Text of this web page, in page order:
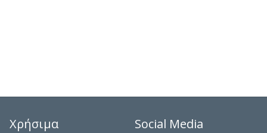
Χρήσιμα Social Media